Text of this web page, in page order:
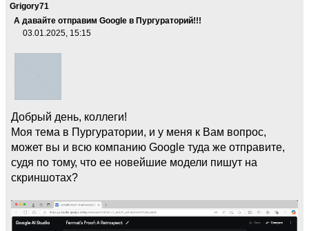
Grigory71
А давайте отправим Google в Пургураторий!!!
03.01.2025, 15:15
Добрый день, коллеги!
Моя тема в Пургуратории, и у меня к Вам вопрос,
может вы и всю компанию Google туда же отправите,
судя по тому, что ее новейшие модели пишут на
скриншотах?